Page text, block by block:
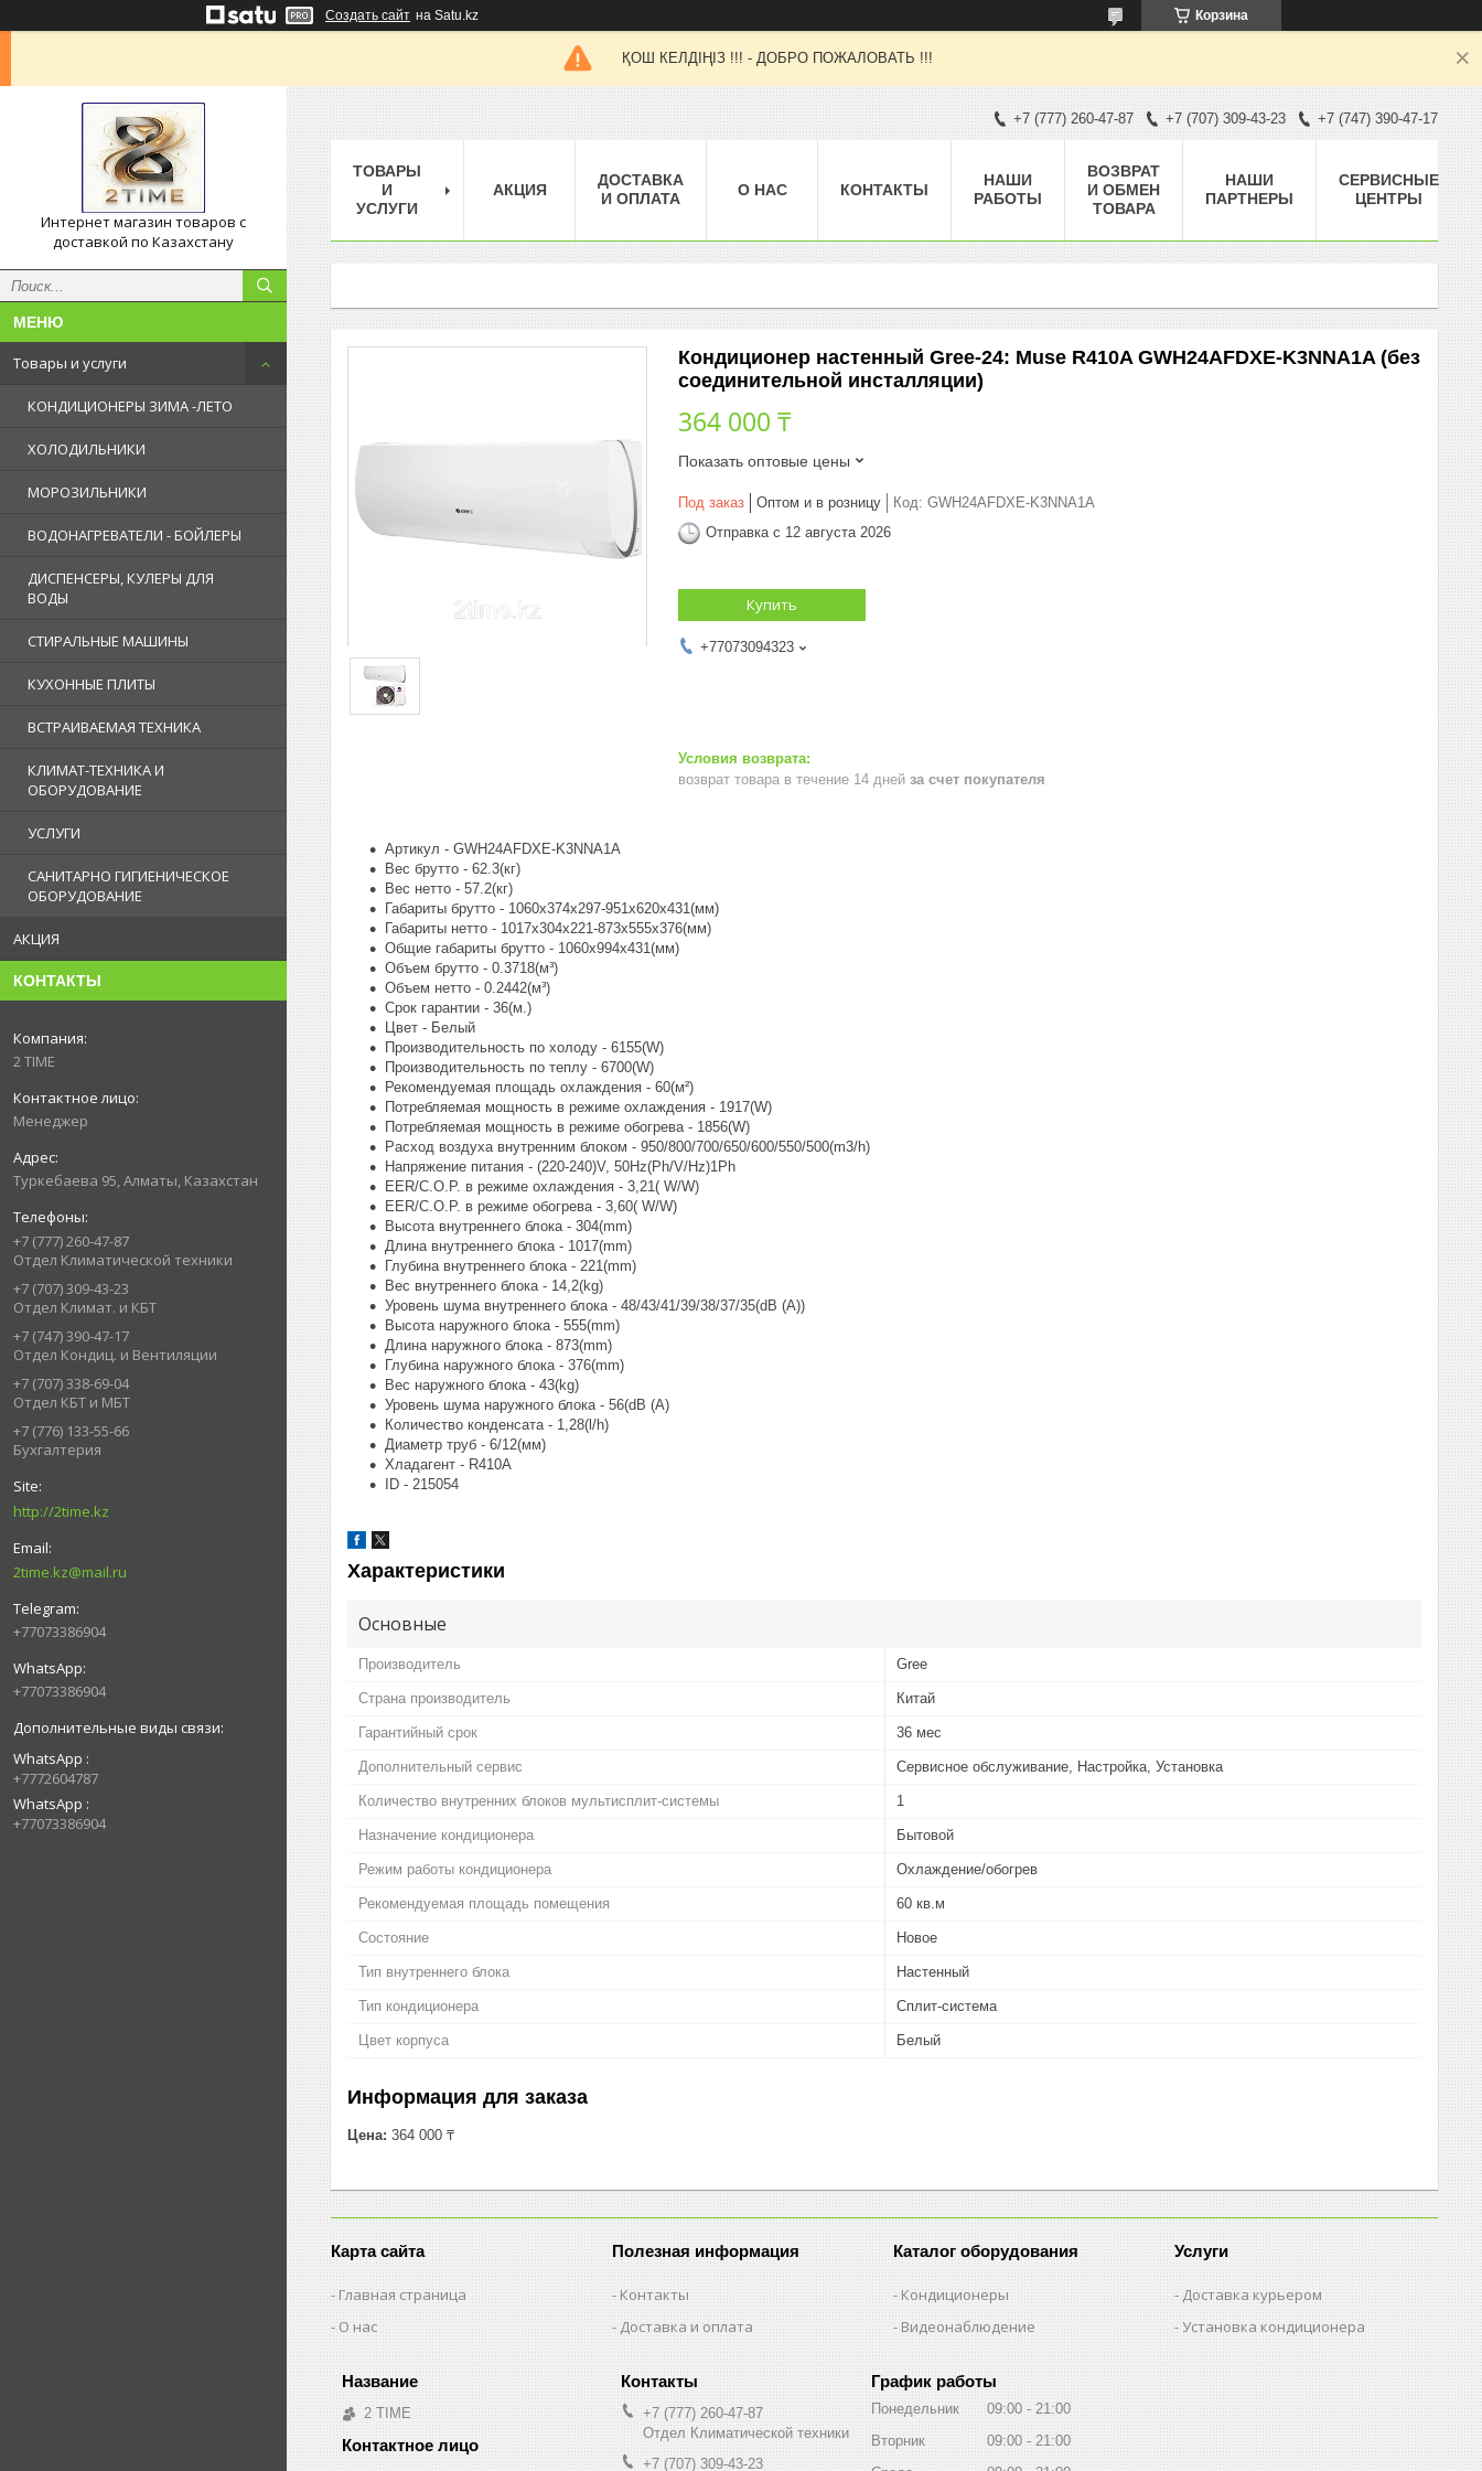
Создать сайт на Satu.kz Корзина
ҚОШ КЕЛДІҢІЗ !!! - ДОБРО ПОЖАЛОВАТЬ !!!
Интернет магазин товаров с
доставкой по Казахстану
Товары и услуги
КОНДИЦИОНЕРЫ ЗИМА -ЛЕТО
ХОЛОДИЛЬНИКИ
МОРОЗИЛЬНИКИ
ВОДОНАГРЕВАТЕЛИ - БОЙЛЕРЫ
ДИСПЕНСЕРЫ, КУЛЕРЫ ДЛЯ
ВОДЫ
СТИРАЛЬНЫЕ МАШИНЫ
КУХОННЫЕ ПЛИТЫ
ВСТРАИВАЕМАЯ ТЕХНИКА
КЛИМАТ-ТЕХНИКА И
ОБОРУДОВАНИЕ
УСЛУГИ
САНИТАРНО ГИГИЕНИЧЕСКОЕ
ОБОРУДОВАНИЕ
АКЦИЯ
КОНТАКТЫ
2 TIME
Менеджер
Туркебаева 95, Алматы, Казахстан
+7 (777) 260-47-87
Отдел Климатической техники
+7 (707) 309-43-23
Отдел Климат. и КБТ
+7 (747) 390-47-17
Отдел Кондиц. и Вентиляции
+7 (707) 338-69-04
Отдел КБТ и МБТ
+7 (776) 133-55-66
Бухгалтерия
http://2time.kz
2time.kz@mail.ru
+77073386904
+77073386904
WhatsApp
+7772604787
WhatsApp
+77073386904
+7 (777) 260-47-87 +7 (707) 309-43-23 +7 (747) 390-47-17
ТОВАРЫ
И
УСЛУГИ
АКЦИЯ
ДОСТАВКА
И ОПЛАТА
О НАС КОНТАКТЫ
НАШИ
РАБОТЫ
ВОЗВРАТ
И ОБМЕН
ТОВАРА
НАШИ
ПАРТНЕРЫ
СЕРВИСНЫЕ
ЦЕНТРЫ
Кондиционер настенный Gree-24: Muse R410A GWH24AFDXE-K3NNA1A (без
соединительной инсталляции)
364 000 ₸
Показать оптовые цены
Под заказ Оптом и в розницу Код: GWH24AFDXE-K3NNA1A
Отправка с 12 августа 2026
Купить
+77073094323
возврат товара в течение 14 дней за счет покупателя
Артикул - GWH24AFDXE-K3NNA1A
Вес брутто - 62.3(кг)
Вес нетто - 57.2(кг)
Габариты брутто - 1060x374x297-951x620x431(мм)
Габариты нетто - 1017x304x221-873x555x376(мм)
Общие габариты брутто - 1060x994x431(мм)
Объем брутто - 0.3718(м³)
Объем нетто - 0.2442(м³)
Срок гарантии - 36(м.)
Цвет - Белый
Производительность по холоду - 6155(W)
Производительность по теплу - 6700(W)
Рекомендуемая площадь охлаждения - 60(м²)
Потребляемая мощность в режиме охлаждения - 1917(W)
Потребляемая мощность в режиме обогрева - 1856(W)
Расход воздуха внутренним блоком - 950/800/700/650/600/550/500(m3/h)
Напряжение питания - (220-240)V, 50Hz(Ph/V/Hz)1Ph
EER/C.O.P. в режиме охлаждения - 3,21( W/W)
EER/C.O.P. в режиме обогрева - 3,60( W/W)
Высота внутреннего блока - 304(mm)
Длина внутреннего блока - 1017(mm)
Глубина внутреннего блока - 221(mm)
Вес внутреннего блока - 14,2(kg)
Уровень шума внутреннего блока - 48/43/41/39/38/37/35(dB (A))
Высота наружного блока - 555(mm)
Длина наружного блока - 873(mm)
Глубина наружного блока - 376(mm)
Вес наружного блока - 43(kg)
Уровень шума наружного блока - 56(dB (A)
Количество конденсата - 1,28(l/h)
Диаметр труб - 6/12(мм)
Хладагент - R410A
ID - 215054
Характеристики
Основные
Производитель Gree
Страна производитель Китай
Гарантийный срок 36 мес
Дополнительный сервис Сервисное обслуживание, Настройка, Установка
Количество внутренних блоков мультисплит-системы 1
Назначение кондиционера Бытовой
Режим работы кондиционера Охлаждение/обогрев
Рекомендуемая площадь помещения 60 кв.м
Состояние Новое
Тип внутреннего блока Настенный
Тип кондиционера Сплит-система
Цвет корпуса Белый
Информация для заказа
Цена: 364 000 ₸
Карта сайта
Главная страница
О нас
Полезная информация
Контакты
Доставка и оплата
Каталог оборудования
Кондиционеры
Видеонаблюдение
Услуги
Доставка курьером
Установка кондиционера
2 TIME
+7 (777) 260-47-87
Отдел Климатической техники
+7 (707) 309-43-23
График работы
Понедельник 09:00
21:00
Вторник
09:00
21:00